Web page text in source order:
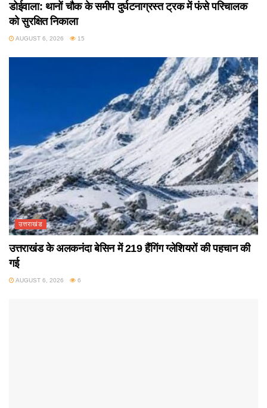
डोईवाला: थानों चौक के समीप दुर्घटनाग्रस्त ट्रक में फंसे परिचालक
को सुरक्षित निकाला
AUGUST 6, 2026 15
उत्तराखंड
उत्तराखंड के अलकनंदा बेसिन में 219 हैंगिंग ग्लेशियरों की पहचान की
गई
AUGUST 6, 2026 6